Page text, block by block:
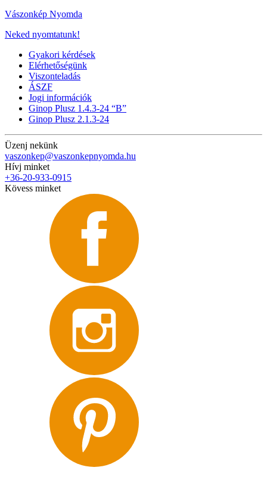
Vászonkép Nyomda
Neked nyomtatunk!
Gyakori kérdések
Elérhetőségünk
Viszonteladás
ÁSZF
Jogi információk
Ginop Plusz 1.4.3-24 “B”
Ginop Plusz 2.1.3-24
Üzenj nekünk
vaszonkep@vaszonkepnyomda.hu
Hívj minket
+36-20-933-0915
Kövess minket